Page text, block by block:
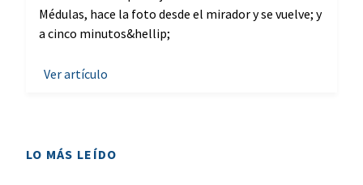
Médulas, hace la foto desde el mirador y se vuelve; y
a cinco minutos&hellip;
Ver artículo
LO MÁS LEÍDO